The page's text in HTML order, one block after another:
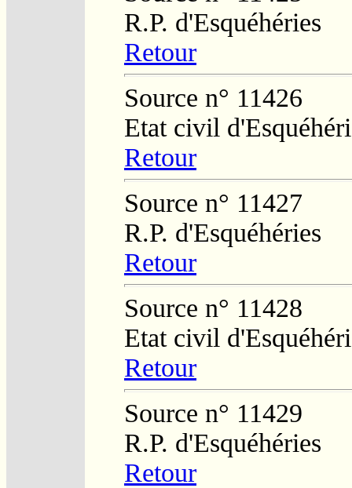
R.P. d'Esquéhéries
Retour
Source n° 11426
Etat civil
Retour
Source n° 11427
R.P. d'Esquéhéries
Retour
Source n° 11428
Etat civil
Retour
Source n° 11429
R.P. d'Esquéhéries
Retour